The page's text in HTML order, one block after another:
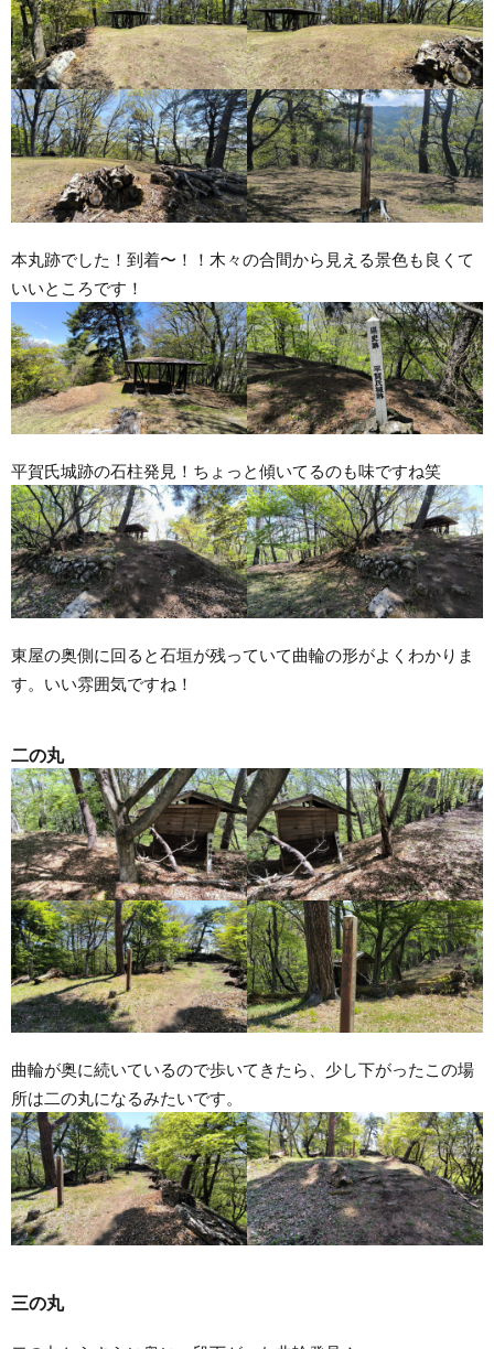
本丸跡でした！到着〜！！木々の合間から見える景色も良くて
いいところです！
平賀氏城跡の石柱発見！ちょっと傾いてるのも味ですね笑
東屋の奥側に回ると石垣が残っていて曲輪の形がよくわかりま
す。いい雰囲気ですね！
二の丸
曲輪が奥に続いているので歩いてきたら、少し下がったこの場
所は二の丸になるみたいです。
三の丸